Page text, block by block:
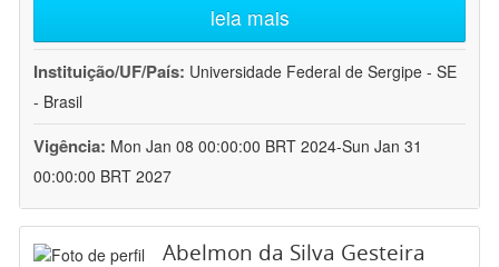
leia mais
Instituição/UF/País: Universidade Federal de Sergipe - SE
- Brasil
Vigência: Mon Jan 08 00:00:00 BRT 2024-Sun Jan 31
00:00:00 BRT 2027
Abelmon da Silva Gesteira